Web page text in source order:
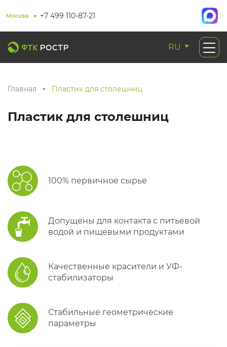
Москва +7 499 110-87-21
RU
Главная Пластик для столешниц
Пластик для столешниц
100% первичное сырье
Допущены для контакта с питьевой
водой и пищевыми продуктами
Качественные красители и УФ-
стабилизаторы
Стабильные геометрические
параметры